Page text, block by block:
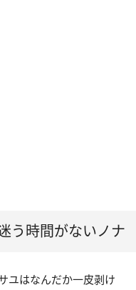
う時間がないノナ
ユはなんだか一皮剥け